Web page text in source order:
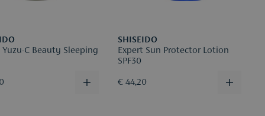
Yuzu-C Beauty Sleeping
SHISEIDO
Expert Sun Protector Lotion
SPF30
€ 44,20